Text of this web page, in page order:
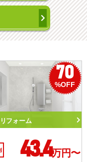
洗面化粧台リフォーム
工事費別 6.2